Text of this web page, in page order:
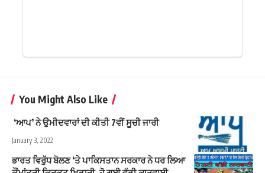
You Might Also Like
‘ਆਪ’ ਨੇ ਉਮੀਦਵਾਰਾਂ ਦੀ ਕੀਤੀ 7ਵੀਂ ਸੂਚੀ ਜਾਰੀ
January 3, 2022
ਭਾਰਤ ਵਿਰੁੱਧ ਬੋਲਣ ‘ਤੇ ਪਾਕਿਸਤਾਨ ਸਰਕਾਰ ਨੇ ਧਰ ਲਿਆ